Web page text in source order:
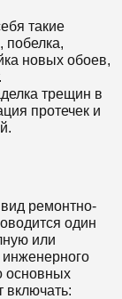
такие
побелка,
новых обоев,
трещин в
протечек и
ремонтно-
один
или
инженерного
основных
включать: